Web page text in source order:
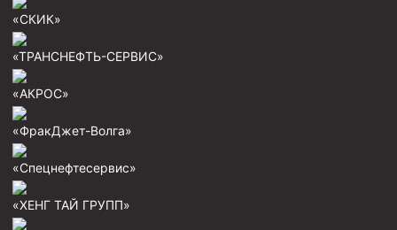
«СКИК»
«ТРАНСНЕФТЬ-СЕРВИС»
«АКРОС»
«ФракДжет-Волга»
«Спецнефтесервис»
«ХЕНГ ТАЙ ГРУПП»